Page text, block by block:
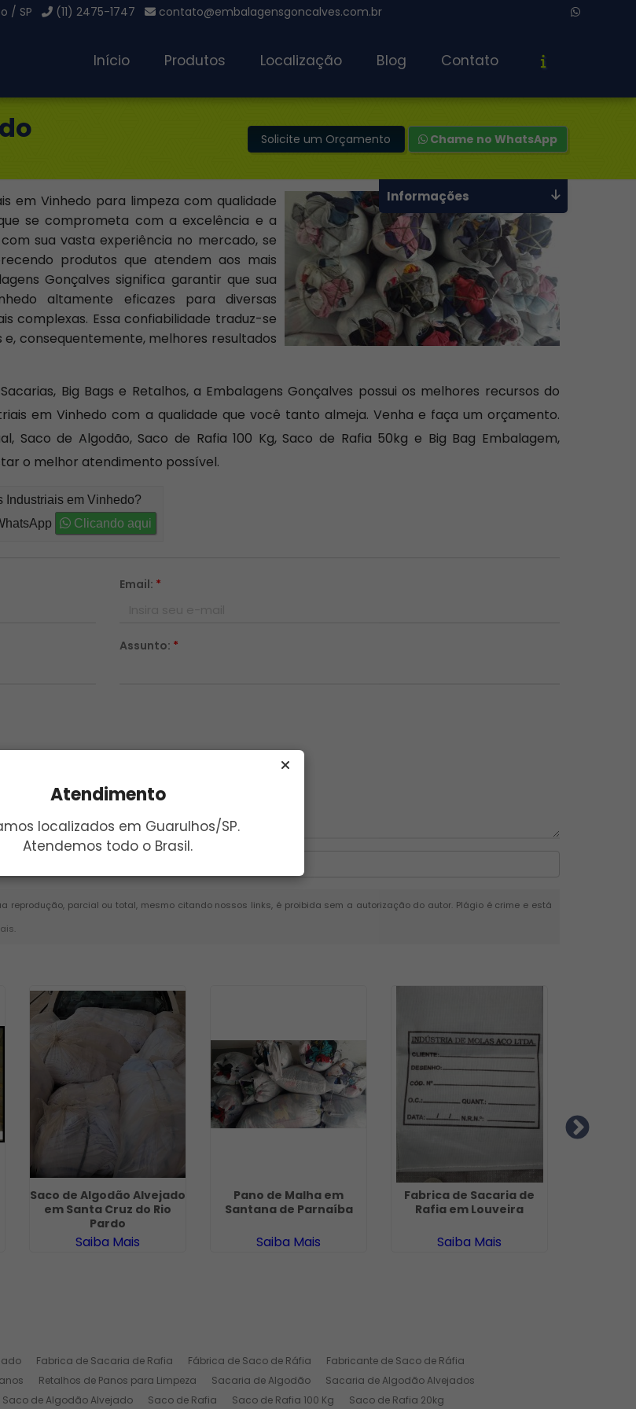
Atendimento
localizados em Guarulhos/SP.
Atendemos todo o Brasil.
/ SP (11) 2475-1747 contato@embalagensgoncalves.com.br
Início Produtos Localização Blog Contato
Solicite um Orçamento Chame no WhatsApp
em Vinhedo para limpeza com qualidade
se comprometa com a excelência e a
sua vasta experiência no mercado, se
produtos que atendem aos mais
Gonçalves significa garantir que sua
altamente eficazes para diversas
complexas. Essa confiabilidade traduz-se
consequentemente, melhores resultados
Big Bags e Retalhos, a Embalagens Gonçalves possui os melhores recursos do
em Vinhedo com a qualidade que você tanto almeja. Venha e faça um orçamento.
Saco de Algodão, Saco de Rafia 100 Kg, Saco de Rafia 50kg e Big Bag Embalagem,
o melhor atendimento possível.
Industriais em Vinhedo?
Clicando aqui
Email: *
Assunto: *
reprodução, parcial ou total, mesmo citando nossos links, é proibida sem a autorização do autor. Plágio é crime e está
.
Informações
Saco de Algodão Alvejado
em Santa Cruz do Rio
Pardo
Saiba Mais
Pano de Malha em
Santana de Parnaíba
Saiba Mais
Fabrica de Sacaria de
Rafia em Louveira
Saiba Mais
Fabrica de Sacaria de Rafia Fábrica de Saco de Ráfia
Fabricante de Saco de Ráfia
Retalhos de Panos para Limpeza Sacaria de Algodão
Sacaria de Algodão Alvejados
Saco de Algodão Alvejado Saco de Rafia Saco de Rafia 100 Kg Saco de Rafia 20kg